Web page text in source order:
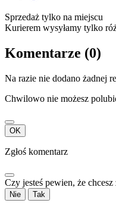
Sprzedaż tylko na miejscu
Kurierem wysyłamy tylko
Komentarze (0)
Na razie nie dodano żadnej
Chwilowo nie możesz
OK
Zgłoś komentarz
Czy jesteś pewien, że chcesz
Nie Tak